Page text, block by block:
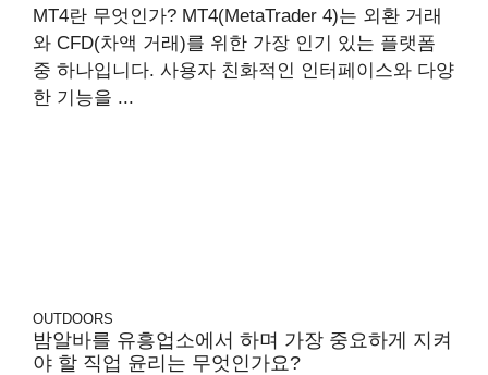
MT4란 무엇인가? MT4(MetaTrader 4)는 외환 거래
와 CFD(차액 거래)를 위한 가장 인기 있는 플랫폼
중 하나입니다. 사용자 친화적인 인터페이스와 다양
한 기능을 ...
OUTDOORS
밤알바를 유흥업소에서 하며 가장 중요하게 지켜
야 할 직업 윤리는 무엇인가요?